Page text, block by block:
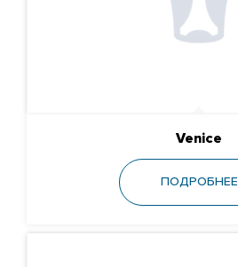
Venice
ПОДРОБНЕЕ